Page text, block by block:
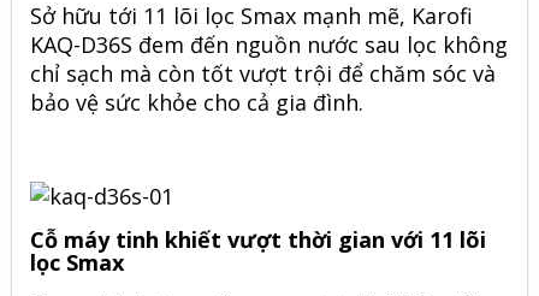
Sở hữu tới 11 lõi lọc Smax mạnh mẽ, Karofi
KAQ-D36S đem đến nguồn nước sau lọc không
chỉ sạch mà còn tốt vượt trội để chăm sóc và
bảo vệ sức khỏe cho cả gia đình.
Cỗ máy tinh khiết vượt thời gian với 11 lõi
lọc Smax